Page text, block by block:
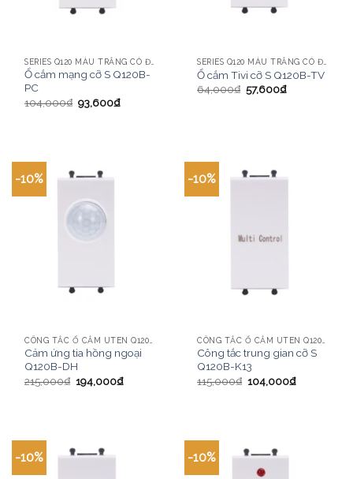
Ổ cắm mạng cỡ S Q120B-
PC
104,000₫ 93,600₫
Ổ cắm Tivi cỡ S Q120B-TV
64,000₫ 57,600₫
-10%
Cảm ứng tia hồng ngoại
Q120B-DH
215,000₫ 194,000₫
-10%
Công tắc trung gian cỡ S
Q120B-K13
115,000₫ 104,000₫
-10% -10%